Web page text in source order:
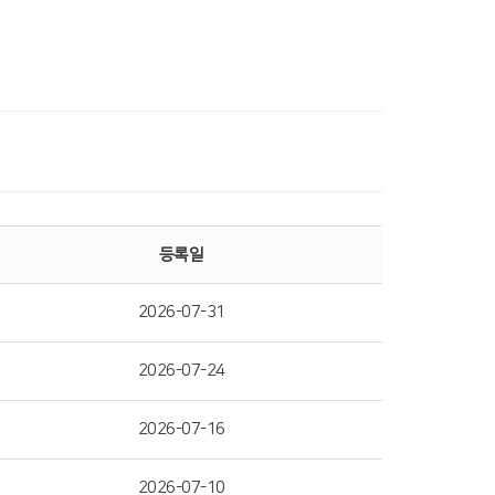
등록일
2026-07-31
2026-07-24
2026-07-16
2026-07-10